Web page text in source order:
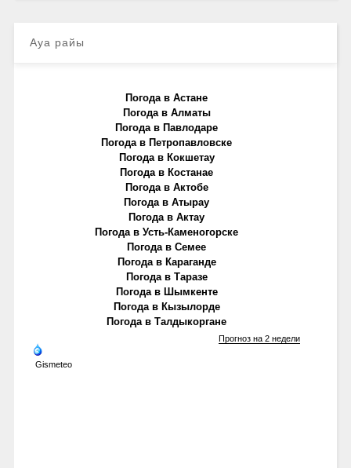
Ауа райы
Погода в Астане
Погода в Алматы
Погода в Павлодаре
Погода в Петропавловске
Погода в Кокшетау
Погода в Костанае
Погода в Актобе
Погода в Атырау
Погода в Актау
Погода в Усть-Каменогорске
Погода в Семее
Погода в Караганде
Погода в Таразе
Погода в Шымкенте
Погода в Кызылорде
Погода в Талдыкоргане
Gismeteo
Прогноз на 2 недели